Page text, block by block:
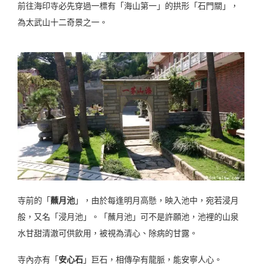
前往海印寺必先穿過一標有「海山第一」的拱形「石門關」，
為太武山十二奇景之一。
寺前的「蘸月池」，由於每逢明月高懸，映入池中，宛若浸月
般， 又名「浸月池」 。「蘸月池」可不是許願池， 池裡的山泉
水甘甜清澈可供飲用， 被視為清心、除病的甘露。
寺內亦有「安心石」巨石，相傳孕有龍脈，能安寧人心。